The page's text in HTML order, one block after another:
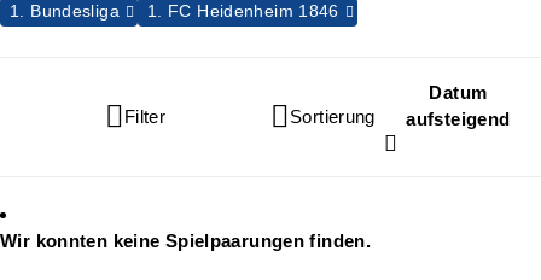
Filter Sortierung
Datum
aufsteigend
1. Bundesliga 1. FC Heidenheim 1846
Wir konnten keine Spielpaarungen finden.